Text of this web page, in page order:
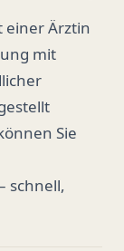
einer Ärztin
mit
Sie
schnell,